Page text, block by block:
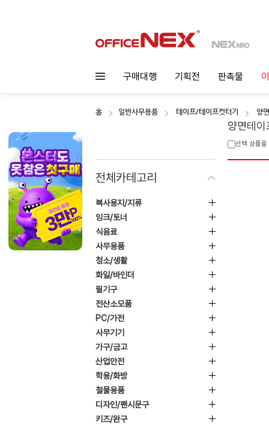
구매대행 기획전 판촉물
홈 일반사무용품 테이프/테이프컷터기 양
전체카테고리
복사용지/지류
잉크/토너
식음료
사무용품
청소/생활
화일/바인더
필기구
전산소모품
PC/가전
사무기기
가구/금고
산업안전
학용/화방
철물용품
디자인/팬시문구
키즈/완구
양면테이
선택 상품을